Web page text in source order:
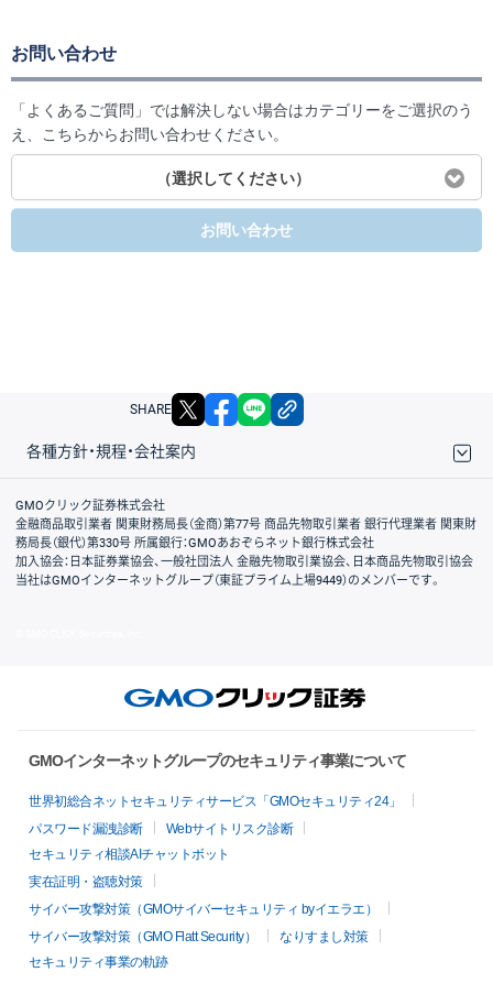
お問い合わせ
「よくあるご質問」では解決しない場合はカテゴリーをご選択のう
え、こちらからお問い合わせください。
（選択してください）
お問い合わせ
SHARE X facebook
各種方針・規程・会社案内
取引規程・約款
サイトマップ
その他のご案内
個人情報保護方針
最良執行方針
サイトのご利用について
ディスクレイマー
信託保全
リスク説明
会社案内
GMOクリック証券株式会社
金融商品取引業者 関東財務局長（金商）第77号 商品先物取引業者 銀行代理業者 関東財
務局長（銀代）第330号 所属銀行：GMOあおぞらネット銀行株式会社
加入協会：日本証券業協会、一般社団法人 金融先物取引業協会、日本商品先物取引協会
当社はGMOインターネットグループ（東証プライム上場9449）のメンバーです。
GMOインターネットグループのセキュリティ事業について
世界初総合ネットセキュリティサービス「GMOセキュリティ24」
パスワード漏洩診断
Webサイトリスク診断
セキュリティ相談AIチャットボット
実在証明・盗聴対策
サイバー攻撃対策（GMOサイバーセキュリティ byイエラエ）
サイバー攻撃対策（GMO Flatt Security）
なりすまし対策
セキュリティ事業の軌跡